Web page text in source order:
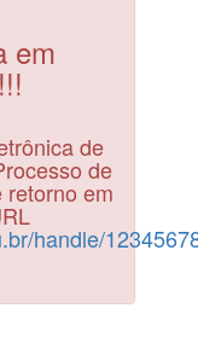
em
de
de
retorno em
handle/